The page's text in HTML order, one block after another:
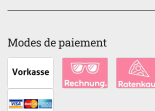
Modes de paiement